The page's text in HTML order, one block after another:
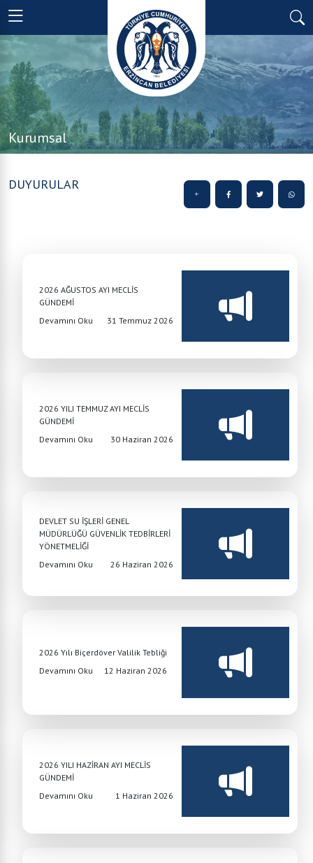
Kurumsal
DUYURULAR
2026 AĞUSTOS AYI MECLİS
GÜNDEMİ
Devamını Oku
31 Temmuz 2026
2026 YILI TEMMUZ AYI MECLİS
GÜNDEMİ
Devamını Oku
30 Haziran 2026
DEVLET SU İŞLERİ GENEL
MÜDÜRLÜĞÜ GÜVENLİK TEDBİRLERİ
YÖNETMELİĞİ
Devamını Oku
26 Haziran 2026
2026 Yılı Biçerdöver Valilik Tebliği
Devamını Oku
12 Haziran 2026
2026 YILI HAZİRAN AYI MECLİS
GÜNDEMİ
Devamını Oku
1 Haziran 2026